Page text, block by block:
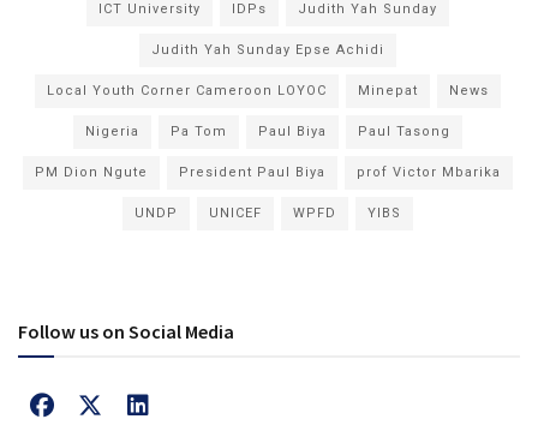
ICT University IDPs Judith Yah Sunday
Judith Yah Sunday Epse Achidi
Local Youth Corner Cameroon LOYOC Minepat News
Nigeria Pa Tom Paul Biya Paul Tasong
PM Dion Ngute President Paul Biya prof Victor Mbarika
UNDP UNICEF WPFD YIBS
Follow us on Social Media